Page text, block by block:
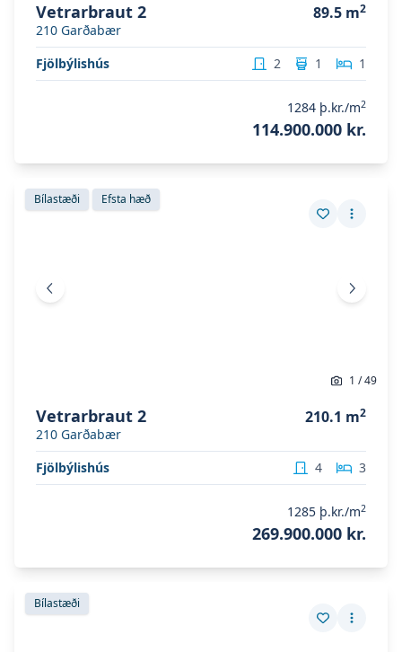
Vetrarbraut 2
210 Garðabær
89.5 m2
Fjölbýlishús 2 1 1
1284 þ.kr./m2
114.900.000 kr.
Skoða eigninaVetrarbraut 2
Bílastæði Efsta hæð
Vista eign
Fleiri
Skoða eigninaVetrarbraut 2
Fyrri mynd Næsta
1 /49
Vetrarbraut 2
210 Garðabær
210.1 m2
Fjölbýlishús 4 3
1285 þ.kr./m2
269.900.000 kr.
Skoða eignina
Bílastæði
Vista eign
Fleiri
Skoða eignina